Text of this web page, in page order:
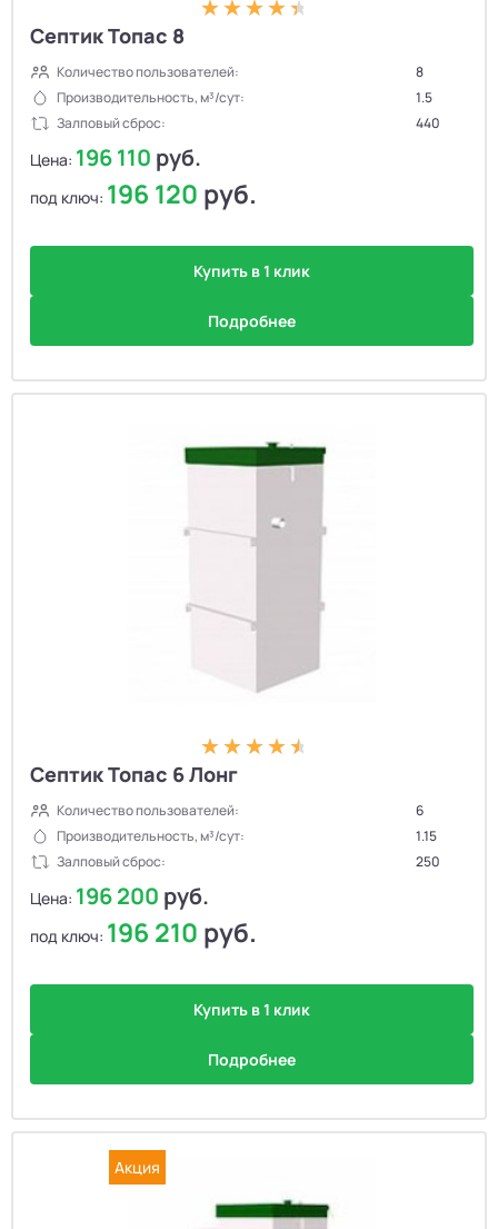
Септик Топас 8
Количество пользователей:
8
Производительность, м³/сут:
1.5
Залповый сброс:
440
Цена: 196 110 руб.
под ключ: 196 120 руб.
Купить в 1 клик
Подробнее
Септик Топас 6 Лонг
Количество пользователей:
6
Производительность, м³/сут:
1.15
Залповый сброс:
250
Цена: 196 200 руб.
под ключ: 196 210 руб.
Купить в 1 клик
Подробнее
Акция